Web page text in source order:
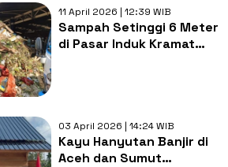
11 April 2026 | 12:39 WIB
Sampah Setinggi 6 Meter
di Pasar Induk Kramat
03 April 2026 | 14:24 WIB
Kayu Hanyutan Banjir di
Aceh dan Sumut